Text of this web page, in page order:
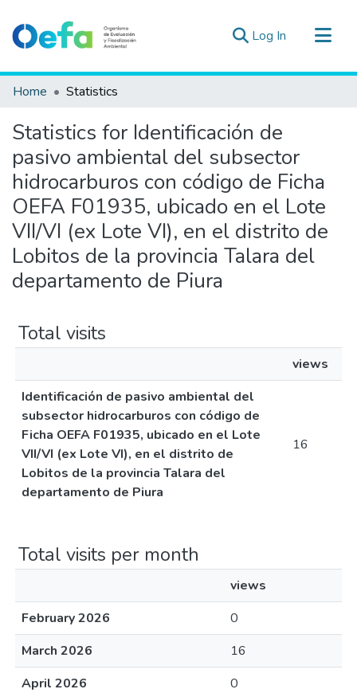
Log In (current)
Communities & Collections
Estad. Externas
Guias ▾
Home Statistics
Statistics for Identificación de
pasivo ambiental del subsector
hidrocarburos con código de Ficha
OEFA F01935, ubicado en el Lote
VII/VI (ex Lote VI), en el distrito de
Lobitos de la provincia Talara del
departamento de Piura
Total visits
views
Identificación de pasivo ambiental del
subsector hidrocarburos con código de
Ficha OEFA F01935, ubicado en el Lote
VII/VI (ex Lote VI), en el distrito de
Lobitos de la provincia Talara del
departamento de Piura
16
Total visits per month
views
February 2026
0
March 2026
16
April 2026
0